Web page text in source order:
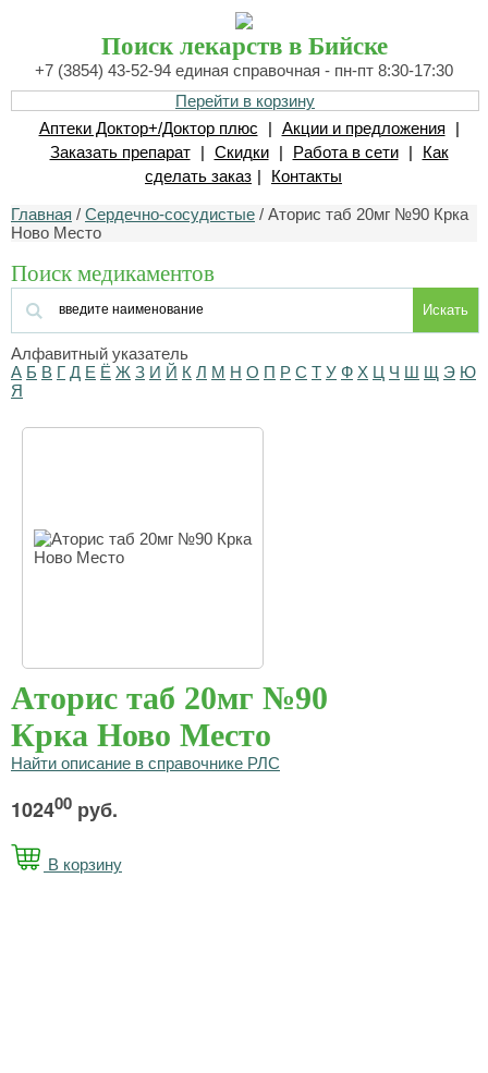
Поиск лекарств в Бийске
+7 (3854) 43-52-94 единая справочная - пн-пт 8:30-17:30
Перейти в корзину
Аптеки Доктор+/Доктор плюс
| Акции и предложения
|
Заказать препарат
| Скидки | Работа в сети |
Как
сделать заказ | Контакты
Главная / Сердечно-сосудистые / Аторис таб 20мг №90 Крка
Ново Место
Поиск медикаментов
Искать
Алфавитный указатель
А Б В Г Д Е Ё Ж З И Й К Л М Н О П Р С Т У Ф Х Ц Ч Ш Щ Э Ю
Я
Аторис таб 20мг №90
Крка Ново Место
Найти описание в справочнике РЛС
102400 руб.
В корзину